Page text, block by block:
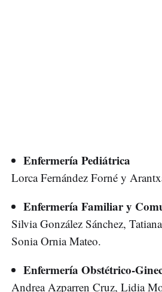
Enfermería Pediátrica
Lorca Fernández Forné y
Enfermería Familiar y
Silvia González Sánchez,
Sonia Ornia Mateo.
Enfermería Obstétrico-
Andrea Azparren Cruz, Lidia